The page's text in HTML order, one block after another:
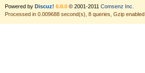
Powered by Discuz! 6.0.0© 2001-2011 Comsenz Inc.
Processed in 0.009688 second(s), 8 queries, Gzip enabled.